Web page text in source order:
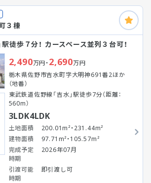
３棟
駅徒歩７分！ カースペース並列３台可！
2,490万円・2,690万円
栃木県佐野市吉水町字大明神691番2ほか
（地番）
東武鉄道佐野線「吉水」駅徒歩7分（距離：
560m）
3LDK4LDK
土地面積
200.01m²・231.44m²
建物面積
97.71m²・105.57m²
完成予定
時期
2026年07月
引渡可能
時期
即引渡し可